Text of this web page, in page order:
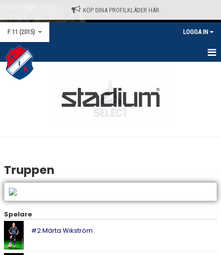
KÖP DINA PROFILKLÄDER HÄR
F 11 (2015) LOGGA IN
HEM
BILDGALLERI
DOKUMENT
KONTAKT
Truppen
Spelare
#2 Märta Wikström